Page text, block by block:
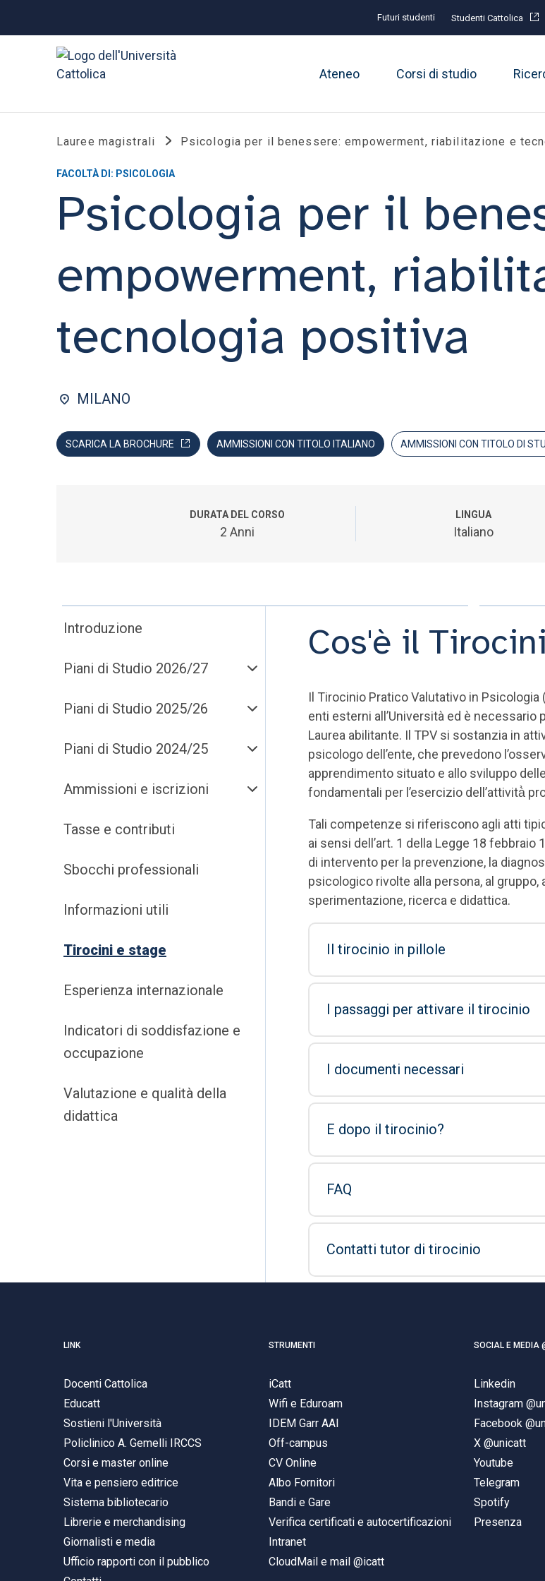
Futuri studenti Studenti Cattolica
Ateneo Corsi di studio
Lauree magistrali Psicologia per il benessere: empowerment, riabilitazione e
FACOLTÀ DI: PSICOLOGIA
Psicologia per il
empowerment,
tecnologia positiva
MILANO
SCARICA LA BROCHURE AMMISSIONI CON TITOLO ITALIANO AMMISSIONI CON TITOLO DI
DURATA DEL CORSO
2 Anni
LINGUA
Italiano
Introduzione
Piani di Studio 2026/27
Piani di Studio 2025/26
Piani di Studio 2024/25
Ammissioni e iscrizioni
Tasse e contributi
Sbocchi professionali
Informazioni utili
Tirocini e stage
Esperienza internazionale
Indicatori di soddisfazione e
occupazione
Valutazione e qualità della
didattica
Cos'è il
Il Tirocinio Pratico Valutativo in
enti esterni all’Università ed è necessario
Laurea abilitante. Il TPV si sostanzia in
psicologo dell’ente, che prevedono
apprendimento situato e allo sviluppo
fondamentali per l’esercizio dell’attività̀
Tali competenze si riferiscono agli atti
ai sensi dell’art. 1 della Legge 18
di intervento per la prevenzione, la
psicologico rivolte alla persona, al
sperimentazione, ricerca e didattica.
Il tirocinio in pillole
I passaggi per attivare il tirocinio
I documenti necessari
E dopo il tirocinio?
FAQ
Contatti tutor di tirocinio
LINK
Docenti Cattolica
Educatt
Sostieni l'Università
Policlinico A. Gemelli IRCCS
Corsi e master online
Vita e pensiero editrice
Sistema bibliotecario
Librerie e merchandising
Giornalisti e media
Ufficio rapporti con il pubblico
STRUMENTI
iCatt
Wifi e Eduroam
IDEM Garr AAI
Off-campus
CV Online
Albo Fornitori
Bandi e Gare
Verifica certificati e autocertificazioni
Intranet
CloudMail e mail @icatt
SOCIAL E MEDIA
Linkedin
Instagram
Facebook
X @unicatt
Youtube
Telegram
Spotify
Presenza